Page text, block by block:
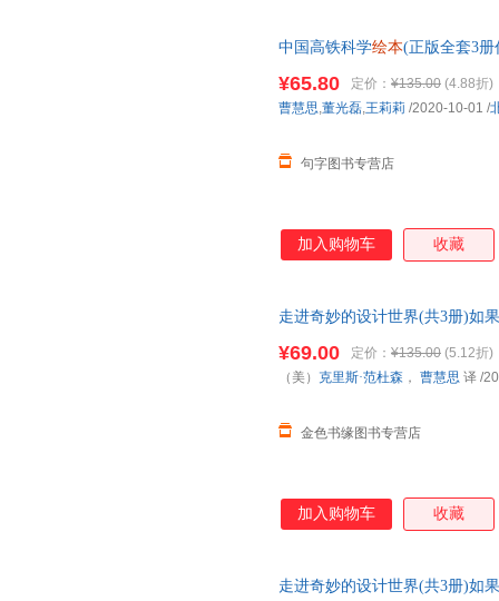
中国高铁科学绘本(正版全套3
¥65.80 定价： ¥135.00 (4.88折)
句字图书专营店
曹慧思,董光磊,王莉莉 /2020-10-01 /
加入购物车 收藏
走进奇妙的设计世界(共3册)如
¥69.00 定价： ¥135.00 (5.12折)
金色书缘图书专营店
（美） 克里斯·范杜森 ， 曹慧思 译 /
加入购物车 收藏
走进奇妙的设计世界(共3册)如